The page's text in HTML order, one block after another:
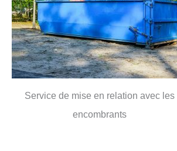
Service de mise en relation avec les
encombrants